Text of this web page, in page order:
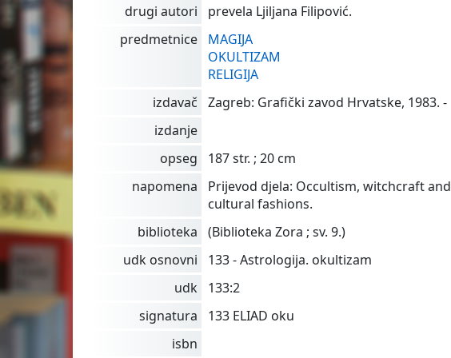
drugi autori
prevela Ljiljana Filipović.
predmetnice
MAGIJA
OKULTIZAM
RELIGIJA
izdavač
Zagreb: Grafički zavod Hrvatske, 1983. -
izdanje
opseg
187 str. ; 20 cm
napomena
Prijevod djela: Occultism, witchcraft and
cultural fashions.
biblioteka
(Biblioteka Zora ; sv. 9.)
udk osnovni
133 - Astrologija. okultizam
udk
133:2
signatura
133 ELIAD oku
isbn